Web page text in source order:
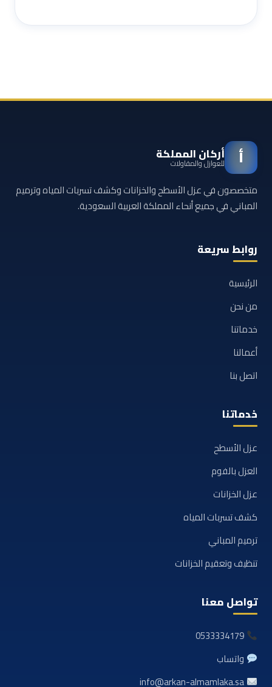
أ أركان المملكة
للعوازل والمقاولات
متخصصون في عزل الأسطح والخزانات وكشف تسربات المياه وترميم
المباني في جميع أنحاء المملكة العربية السعودية.
روابط سريعة
الرئيسية
من نحن
خدماتنا
أعمالنا
اتصل بنا
خدماتنا
عزل الأسطح
العزل بالفوم
عزل الخزانات
كشف تسربات المياه
ترميم المباني
تنظيف وتعقيم الخزانات
تواصل معنا
0533334179
واتساب
info@arkan-almamlaka.sa